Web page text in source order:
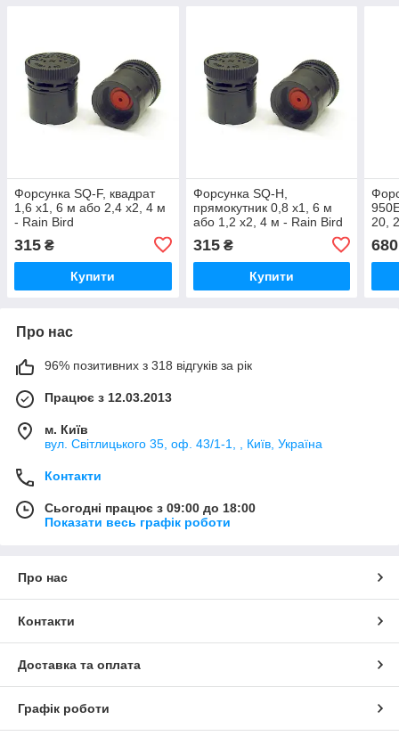
Форсунка SQ-F, квадрат
1,6 х1, 6 м або 2,4 х2, 4 м
- Rain Bird
315 ₴
Купити
Форсунка SQ-H,
прямокутник 0,8 х1, 6 м
або 1,2 х2, 4 м - Rain Bird
315₴
Купити
20,
680
Про нас
96% позитивних з 318 відгуків за рік
Працює з 12.03.2013
м. Київ
вул. Світлицького 35, оф. 43/1-1, , Київ, Україна
Контакти
Сьогодні працює з 09:00 до 18:00
Показати весь графік роботи
Про нас
Контакти
Доставка та оплата
Графік роботи